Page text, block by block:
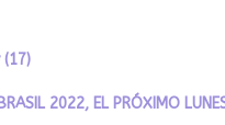
2022, EL PRÓXIMO